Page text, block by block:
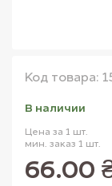
Код товара:
В наличии
Цена за 1 шт.
мин. заказ 1 шт.
66.00